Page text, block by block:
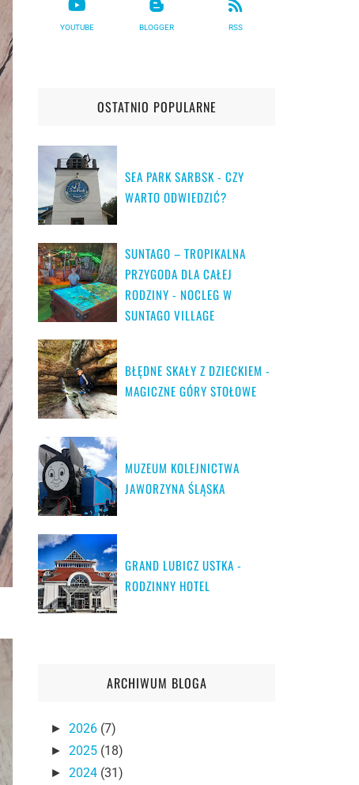
YOUTUBE BLOGGER RSS
OSTATNIO POPULARNE
SEA PARK SARBSK - CZY
WARTO ODWIEDZIĆ?
SUNTAGO – TROPIKALNA
PRZYGODA DLA CAŁEJ
RODZINY - NOCLEG W
SUNTAGO VILLAGE
BŁĘDNE SKAŁY Z DZIECKIEM -
MAGICZNE GÓRY STOŁOWE
MUZEUM KOLEJNICTWA
JAWORZYNA ŚLĄSKA
GRAND LUBICZ USTKA -
RODZINNY HOTEL
ARCHIWUM BLOGA
► 2026 (7)
► 2025 (18)
► 2024 (31)